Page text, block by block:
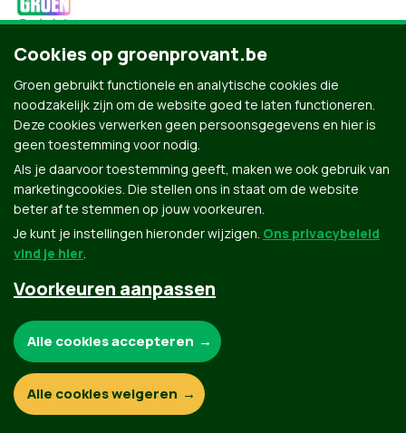
Groen.be
© Copyright Groen 2026 | Gemaakt metNationBuilder| Gebouwd door Tectonica
Contact
Cookies op groenprovant.be
Groen gebruikt functionele en analytische cookies die
noodzakelijk zijn om de website goed te laten functioneren.
Deze cookies verwerken geen persoonsgegevens en hier is
geen toestemming voor nodig.
Als je daarvoor toestemming geeft, maken we ook gebruik van
marketingcookies. Die stellen ons in staat om de website
beter af te stemmen op jouw voorkeuren.
Je kunt je instellingen hieronder wijzigen. Ons privacybeleid
vind je hier.
Voorkeuren aanpassen
Functionele en analytische cookies:
Alle cookies accepteren
Alle cookies weigeren